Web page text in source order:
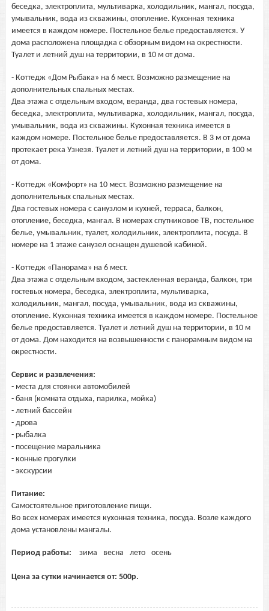
беседка, электроплита, мультиварка, холодильник, мангал, посуда,
умывальник, вода из скважины, отопление. Кухонная техника
имеется в каждом номере. Постельное белье предоставляется. У
дома расположена площадка с обзорным видом на окрестности.
Туалет и летний душ на территории, в 10 м от дома.
- Коттедж «Дом Рыбака» на 6 мест. Возможно размещение на
дополнительных спальных местах.
Два этажа с отдельным входом, веранда, два гостевых номера,
беседка, электроплита, мультиварка, холодильник, мангал, посуда,
умывальник, вода из скважины. Кухонная техника имеется в
каждом номере. Постельное белье предоставляется. В 3 м от дома
протекает река Узнезя. Туалет и летний душ на территории, в 100 м
от дома.
- Коттедж «Комфорт» на 10 мест. Возможно размещение на
дополнительных спальных местах.
Два гостевых номера с санузлом и кухней, терраса, балкон,
отопление, беседка, мангал. В номерах спутниковое ТВ, постельное
белье, умывальник, туалет, холодильник, электроплита, посуда. В
номере на 1 этаже санузел оснащен душевой кабиной.
- Коттедж «Панорама» на 6 мест.
Два этажа с отдельным входом, застекленная веранда, балкон, три
гостевых номера, беседка, электроплита, мультиварка,
холодильник, мангал, посуда, умывальник, вода из скважины,
отопление. Кухонная техника имеется в каждом номере. Постельное
белье предоставляется. Туалет и летний душ на территории, в 10 м
от дома. Дом находится на возвышенности с панорамным видом на
окрестности.
Сервис и развлечения:
- места для стоянки автомобилей
- баня (комната отдыха, парилка, мойка)
- летний бассейн
- дрова
- рыбалка
- посещение маральника
- конные прогулки
- экскурсии
Питание:
Самостоятельное приготовление пищи.
Во всех номерах имеется кухонная техника, посуда. Возле каждого
дома установлены мангалы.
Период работы: зима весна лето осень
Цена за сутки начинается от: 500р.